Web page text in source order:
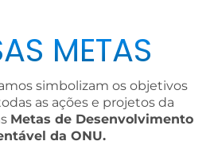
METAS
simbolizam os objetivos
as ações e projetos da
Metas de Desenvolvimento
da ONU.